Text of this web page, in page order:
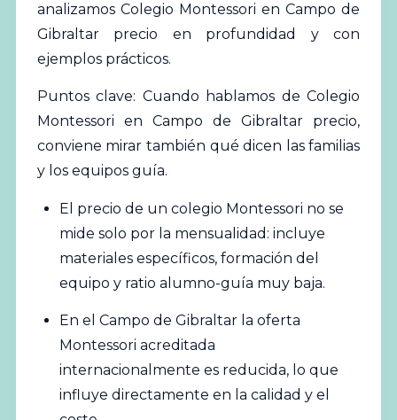
analizamos Colegio Montessori en Campo de
Gibraltar precio en profundidad y con
ejemplos prácticos.
Puntos clave: Cuando hablamos deColegio
Montessori en Campo de Gibraltar precio,
conviene mirar también qué dicen las familias
y los equipos guía.
El precio de un colegio Montessori no se
mide solo por la mensualidad: incluye
materiales específicos, formación del
equipo y ratio alumno-guía muy baja.
En el Campo de Gibraltar la oferta
Montessori acreditada
internacionalmente es reducida, lo que
influye directamente en la calidad y el